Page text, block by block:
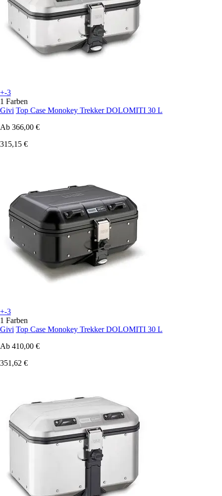
+-3
1 Farben
Givi Top Case Monokey Trekker DOLOMITI 30 L
Ab 366,00 €
315,15 €
+-3
1 Farben
Givi Top Case Monokey Trekker DOLOMITI 30 L
Ab 410,00 €
351,62 €